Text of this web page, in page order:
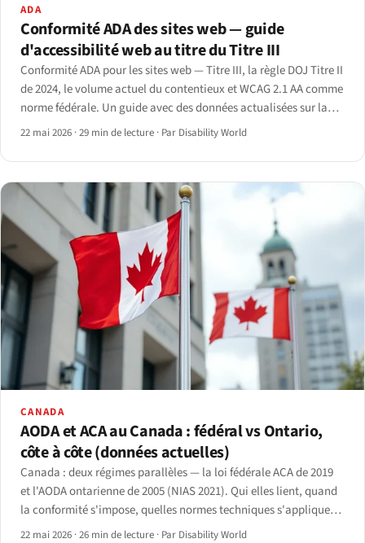
ADA
Conformité ADA des sites web — guide
d'accessibilité web au titre du Titre III
Conformité ADA pour les sites web — Titre III, la règle DOJ Titre II
de 2024, le volume actuel du contentieux et WCAG 2.1 AA comme
norme fédérale. Un guide avec des données actualisées sur la
conformité ADA des sites web pour 2026.
22 mai 2026 ·29 min de lecture · Par Disability World
CANADA
AODA et ACA au Canada : fédéral vs Ontario,
côte à côte (données actuelles)
Canada : deux régimes parallèles — la loi fédérale ACA de 2019
et l'AODA ontarienne de 2005 (NIAS 2021). Qui elles lient, quand
la conformité s'impose, quelles normes techniques s'appliquent
et comment l'application fonctionne.
22 mai 2026 ·26 min de lecture · Par Disability World